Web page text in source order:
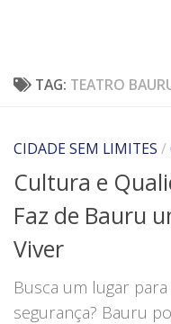
TAG: TEATRO
CIDADE SEM LIMITES /
Cultura e
Faz de Bauru
Viver
Busca um lugar
segurança? Bauru